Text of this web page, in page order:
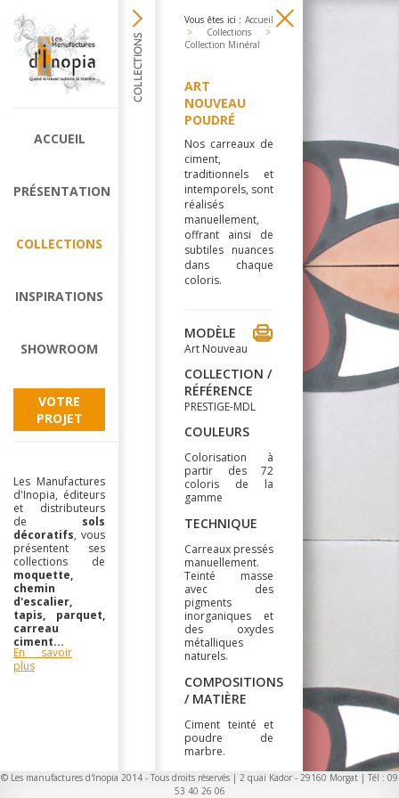
ACCUEIL
PRÉSENTATION
COLLECTIONS
INSPIRATIONS
SHOWROOM
VOTRE
PROJET
Les Manufactures
d'Inopia, éditeurs
et distributeurs
de sols
décoratifs, vous
présentent ses
collections de
moquette,
chemin
d'escalier,
tapis, parquet,
carreau
ciment...
En savoir
plus
Vous êtes ici : Accueil
>
Collections
>
Collection Minéral
ART
NOUVEAU
POUDRÉ
Nos carreaux de
ciment,
traditionnels et
intemporels, sont
réalisés
manuellement,
offrant ainsi de
subtiles nuances
dans chaque
coloris.
MODÈLE
Art Nouveau
COLLECTION /
RÉFÉRENCE
PRESTIGE-MDL
COULEURS
Colorisation à
partir des 72
coloris de la
gamme
TECHNIQUE
Carreaux pressés
manuellement.
Teinté masse
avec des
pigments
inorganiques et
des oxydes
métalliques
naturels.
COMPOSITIONS
/ MATIÈRE
Ciment teinté et
poudre de
marbre.
LARGEUR
© Les manufactures d'Inopia 2014 - Tous droits réservés | 2 quai Kador - 29160 Morgat | Tél : 09
53 40 26 06